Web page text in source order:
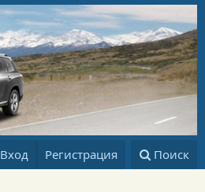
Вход Регистрация Поиск